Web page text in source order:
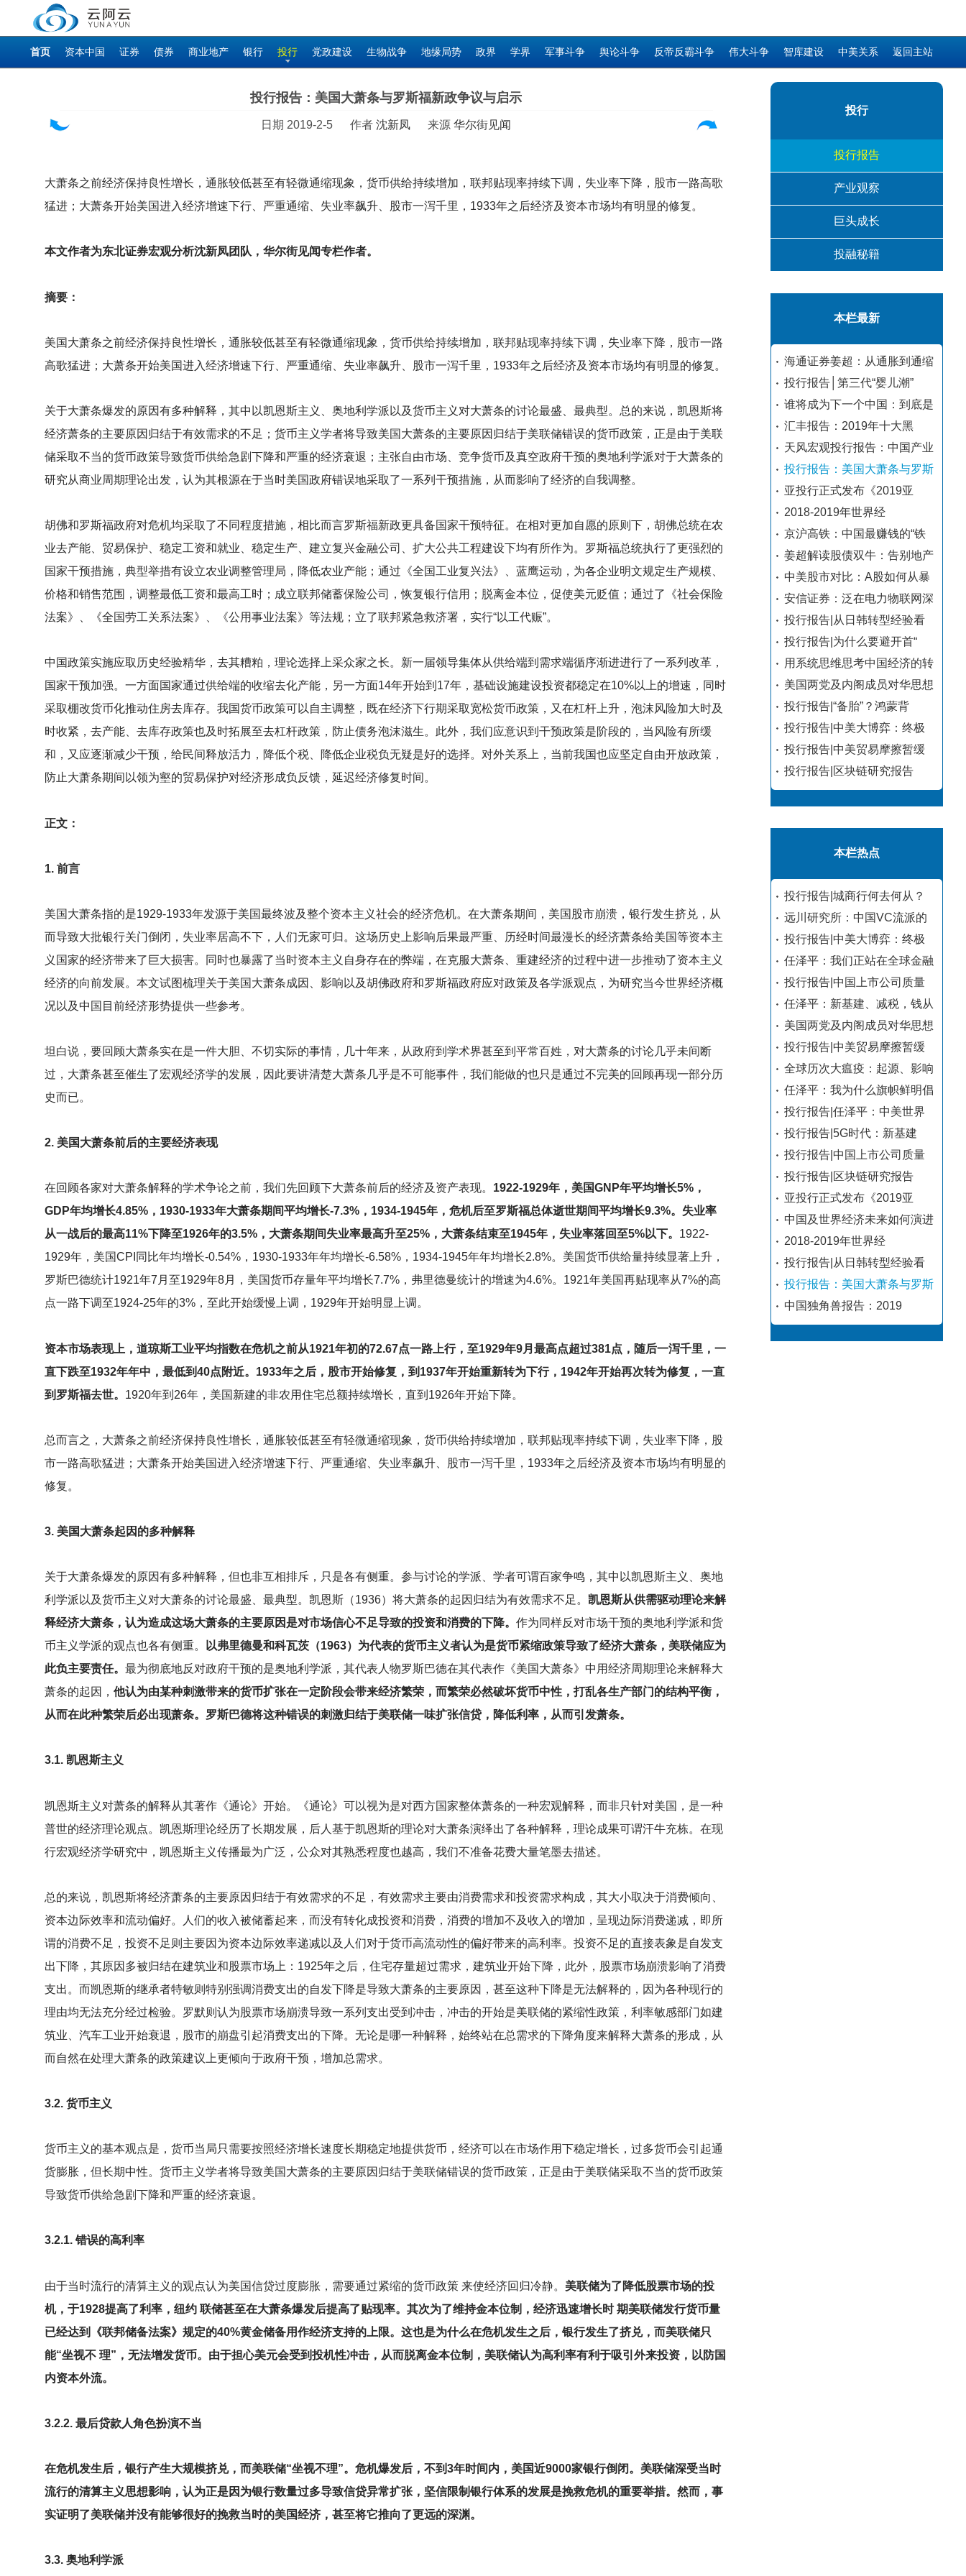
首页 资本中国 证券 债券 商业地产 银行 投行 党政建设 生物战争 地缘局势 政界 学界 军事斗争 舆论斗争 反帝反霸斗争 伟大斗争 智库建设 中美关系 返回主站
投行报告：美国大萧条与罗斯福新政争议与启示
日期 2019-2-5 作者 沈新凤 来源 华尔街见闻
大萧条之前经济保持良性增长，通胀较低甚至有轻微通缩现象，货币供给持续增加，联邦贴现率持续下调，失业率下降，股市一路高歌
猛进；大萧条开始美国进入经济增速下行、严重通缩、失业率飙升、股市一泻千里，1933年之后经济及资本市场均有明显的修复。
本文作者为东北证券宏观分析沈新凤团队，华尔街见闻专栏作者。
摘要：
美国大萧条之前经济保持良性增长，通胀较低甚至有轻微通缩现象，货币供给持续增加，联邦贴现率持续下调，失业率下降，股市一路
高歌猛进；大萧条开始美国进入经济增速下行、严重通缩、失业率飙升、股市一泻千里，1933年之后经济及资本市场均有明显的修复。
关于大萧条爆发的原因有多种解释，其中以凯恩斯主义、奥地利学派以及货币主义对大萧条的讨论最盛、最典型。总的来说，凯恩斯将
经济萧条的主要原因归结于有效需求的不足；货币主义学者将导致美国大萧条的主要原因归结于美联储错误的货币政策，正是由于美联
储采取不当的货币政策导致货币供给急剧下降和严重的经济衰退；主张自由市场、竞争货币及真空政府干预的奥地利学派对于大萧条的
研究从商业周期理论出发，认为其根源在于当时美国政府错误地采取了一系列干预措施，从而影响了经济的自我调整。
胡佛和罗斯福政府对危机均采取了不同程度措施，相比而言罗斯福新政更具备国家干预特征。在相对更加自愿的原则下，胡佛总统在农
业去产能、贸易保护、稳定工资和就业、稳定生产、建立复兴金融公司、扩大公共工程建设下均有所作为。罗斯福总统执行了更强烈的
国家干预措施，典型举措有设立农业调整管理局，降低农业产能；通过《全国工业复兴法》、蓝鹰运动，为各企业明文规定生产规模、
价格和销售范围，调整最低工资和最高工时；成立联邦储蓄保险公司，恢复银行信用；脱离金本位，促使美元贬值；通过了《社会保险
法案》、《全国劳工关系法案》、《公用事业法案》等法规；立了联邦紧急救济署，实行“以工代赈”。
中国政策实施应取历史经验精华，去其糟粕，理论选择上采众家之长。新一届领导集体从供给端到需求端循序渐进进行了一系列改革，
国家干预加强。一方面国家通过供给端的收缩去化产能，另一方面14年开始到17年，基础设施建设投资都稳定在10%以上的增速，同时
采取棚改货币化推动住房去库存。我国货币政策可以自主调整，既在经济下行期采取宽松货币政策，又在杠杆上升，泡沫风险加大时及
时收紧，去产能、去库存政策也及时拓展至去杠杆政策，防止债务泡沫滋生。此外，我们应意识到干预政策是阶段的，当风险有所缓
和，又应逐渐减少干预，给民间释放活力，降低个税、降低企业税负无疑是好的选择。对外关系上，当前我国也应坚定自由开放政策，
防止大萧条期间以领为壑的贸易保护对经济形成负反馈，延迟经济修复时间。
正文：
1. 前言
美国大萧条指的是1929-1933年发源于美国最终波及整个资本主义社会的经济危机。在大萧条期间，美国股市崩溃，银行发生挤兑，从
而导致大批银行关门倒闭，失业率居高不下，人们无家可归。这场历史上影响后果最严重、历经时间最漫长的经济萧条给美国等资本主
义国家的经济带来了巨大损害。同时也暴露了当时资本主义自身存在的弊端，在克服大萧条、重建经济的过程中进一步推动了资本主义
经济的向前发展。本文试图梳理关于美国大萧条成因、影响以及胡佛政府和罗斯福政府应对政策及各学派观点，为研究当今世界经济概
况以及中国目前经济形势提供一些参考。
坦白说，要回顾大萧条实在是一件大胆、不切实际的事情，几十年来，从政府到学术界甚至到平常百姓，对大萧条的讨论几乎未间断
过，大萧条甚至催生了宏观经济学的发展，因此要讲清楚大萧条几乎是不可能事件，我们能做的也只是通过不完美的回顾再现一部分历
史而已。
2. 美国大萧条前后的主要经济表现
在回顾各家对大萧条解释的学术争论之前，我们先回顾下大萧条前后的经济及资产表现。 1922-1929年，美国GNP年平均增长5%，
GDP年均增长4.85%，1930-1933年大萧条期间平均增长-7.3%，1934-1945年，危机后至罗斯福总体逝世期间平均增长9.3%。失业率
从一战后的最高11%下降至1926年的3.5%，大萧条期间失业率最高升至25%，大萧条结束至1945年，失业率落回至5%以下。 1922-
1929年，美国CPI同比年均增长-0.54%，1930-1933年年均增长-6.58%，1934-1945年年均增长2.8%。美国货币供给量持续显著上升，
罗斯巴德统计1921年7月至1929年8月，美国货币存量年平均增长7.7%，弗里德曼统计的增速为4.6%。1921年美国再贴现率从7%的高
点一路下调至1924-25年的3%，至此开始缓慢上调，1929年开始明显上调。
资本市场表现上，道琼斯工业平均指数在危机之前从1921年初的72.67点一路上行，至1929年9月最高点超过381点，随后一泻千里，一
直下跌至1932年年中，最低到40点附近。1933年之后，股市开始修复，到1937年开始重新转为下行，1942年开始再次转为修复，一直
到罗斯福去世。 1920年到26年，美国新建的非农用住宅总额持续增长，直到1926年开始下降。
总而言之，大萧条之前经济保持良性增长，通胀较低甚至有轻微通缩现象，货币供给持续增加，联邦贴现率持续下调，失业率下降，股
市一路高歌猛进；大萧条开始美国进入经济增速下行、严重通缩、失业率飙升、股市一泻千里，1933年之后经济及资本市场均有明显的
修复。
3. 美国大萧条起因的多种解释
关于大萧条爆发的原因有多种解释，但也非互相排斥，只是各有侧重。参与讨论的学派、学者可谓百家争鸣，其中以凯恩斯主义、奥地
利学派以及货币主义对大萧条的讨论最盛、最典型。凯恩斯（1936）将大萧条的起因归结为有效需求不足。 凯恩斯从供需驱动理论来解
释经济大萧条，认为造成这场大萧条的主要原因是对市场信心不足导致的投资和消费的下降。 作为同样反对市场干预的奥地利学派和货
币主义学派的观点也各有侧重。
以弗里德曼和科瓦茨（1963）为代表的货币主义者认为是货币紧缩政策导致了经济大萧条，美联储应为
此负主要责任。 最为彻底地反对政府干预的是奥地利学派，其代表人物罗斯巴德在其代表作《美国大萧条》中用经济周期理论来解释大
萧条的起因， 他认为由某种刺激带来的货币扩张在一定阶段会带来经济繁荣，而繁荣必然破坏货币中性，打乱各生产部门的结构平衡，
从而在此种繁荣后必出现萧条。罗斯巴德将这种错误的刺激归结于美联储一味扩张信贷，降低利率，从而引发萧条。
3.1. 凯恩斯主义
凯恩斯主义对萧条的解释从其著作《通论》开始。《通论》可以视为是对西方国家整体萧条的一种宏观解释，而非只针对美国，是一种
普世的经济理论观点。凯恩斯理论经历了长期发展，后人基于凯恩斯的理论对大萧条演绎出了各种解释，理论成果可谓汗牛充栋。在现
行宏观经济学研究中，凯恩斯主义传播最为广泛，公众对其熟悉程度也越高，我们不准备花费大量笔墨去描述。
总的来说，凯恩斯将经济萧条的主要原因归结于有效需求的不足，有效需求主要由消费需求和投资需求构成，其大小取决于消费倾向、
资本边际效率和流动偏好。人们的收入被储蓄起来，而没有转化成投资和消费，消费的增加不及收入的增加，呈现边际消费递减，即所
谓的消费不足，投资不足则主要因为资本边际效率递减以及人们对于货币高流动性的偏好带来的高利率。投资不足的直接表象是自发支
出下降，其原因多被归结在建筑业和股票市场上：1925年之后，住宅存量超过需求，建筑业开始下降，此外，股票市场崩溃影响了消费
支出。而凯恩斯的继承者特敏则特别强调消费支出的自发下降是导致大萧条的主要原因，甚至这种下降是无法解释的，因为各种现行的
理由均无法充分经过检验。罗默则认为股票市场崩溃导致一系列支出受到冲击，冲击的开始是美联储的紧缩性政策，利率敏感部门如建
筑业、汽车工业开始衰退，股市的崩盘引起消费支出的下降。无论是哪一种解释，始终站在总需求的下降角度来解释大萧条的形成，从
而自然在处理大萧条的政策建议上更倾向于政府干预，增加总需求。
3.2. 货币主义
货币主义的基本观点是，货币当局只需要按照经济增长速度长期稳定地提供货币，经济可以在市场作用下稳定增长，过多货币会引起通
货膨胀，但长期中性。货币主义学者将导致美国大萧条的主要原因归结于美联储错误的货币政策，正是由于美联储采取不当的货币政策
导致货币供给急剧下降和严重的经济衰退。
3.2.1. 错误的高利率
由于当时流行的清算主义的观点认为美国信贷过度膨胀，需要通过紧缩的货币政策 来使经济回归冷静。 美联储为了降低股票市场的投
机，于1928提高了利率，纽约 联储甚至在大萧条爆发后提高了贴现率。其次为了维持金本位制，经济迅速增长时 期美联储发行货币量
已经达到《联邦储备法案》规定的40%黄金储备用作经济支持的上限。这也是为什么在危机发生之后，银行发生了挤兑，而美联储只
能“坐视不 理”，无法增发货币。由于担心美元会受到投机性冲击，从而脱离金本位制，美联储认为高利率有利于吸引外来投资，以防国
内资本外流。
3.2.2. 最后贷款人角色扮演不当
在危机发生后，银行产生大规模挤兑，而美联储“坐视不理”。危机爆发后，不到3年时间内，美国近9000家银行倒闭。美联储深受当时
流行的清算主义思想影响，认为正是因为银行数量过多导致信贷异常扩张，坚信限制银行体系的发展是挽救危机的重要举措。然而，事
实证明了美联储并没有能够很好的挽救当时的美国经济，甚至将它推向了更远的深渊。
3.3. 奥地利学派
投行
投行报告
产业观察
巨头成长
投融秘籍
本栏最新
海通证券姜超：从通胀到通缩
投行报告│第三代“婴儿潮”
谁将成为下一个中国：到底是
汇丰报告：2019年十大黑
天风宏观投行报告：中国产业
投行报告：美国大萧条与罗斯
亚投行正式发布《2019亚
2018-2019年世界经
京沪高铁：中国最赚钱的“铁
姜超解读股债双牛：告别地产
中美股市对比：A股如何从暴
安信证券：泛在电力物联网深
投行报告|从日韩转型经验看
投行报告|为什么要避开首“
用系统思维思考中国经济的转
美国两党及内阁成员对华思想
投行报告|“备胎”？鸿蒙背
投行报告|中美大博弈：终极
投行报告|中美贸易摩擦暂缓
投行报告|区块链研究报告
本栏热点
投行报告|城商行何去何从？
远川研究所：中国VC流派的
投行报告|中美大博弈：终极
任泽平：我们正站在全球金融
投行报告|中国上市公司质量
任泽平：新基建、减税，钱从
美国两党及内阁成员对华思想
投行报告|中美贸易摩擦暂缓
全球历次大瘟疫：起源、影响
任泽平：我为什么旗帜鲜明倡
投行报告|任泽平：中美世界
投行报告|5G时代：新基建
投行报告|中国上市公司质量
投行报告|区块链研究报告
亚投行正式发布《2019亚
中国及世界经济未来如何演进
2018-2019年世界经
投行报告|从日韩转型经验看
投行报告：美国大萧条与罗斯
中国独角兽报告：2019